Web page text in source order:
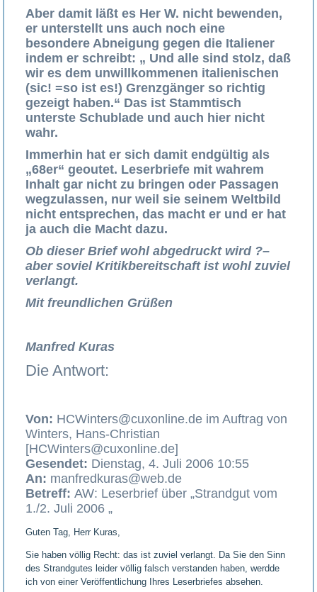
Aber damit läßt es Her W. nicht bewenden,
er unterstellt uns auch noch eine
besondere Abneigung gegen die Italiener
indem er schreibt: „ Und alle sind stolz, daß
wir es dem unwillkommenen italienischen
(sic! =so ist es!) Grenzgänger so richtig
gezeigt haben.“ Das ist Stammtisch
unterste Schublade und auch hier nicht
wahr.
Immerhin hat er sich damit endgültig als
„68er“ geoutet. Leserbriefe mit wahrem
Inhalt gar nicht zu bringen oder Passagen
wegzulassen, nur weil sie seinem Weltbild
nicht entsprechen, das macht er und er hat
ja auch die Macht dazu.
Ob dieser Brief wohl abgedruckt wird ?–
aber soviel Kritikbereitschaft ist wohl zuviel
verlangt.
Mit freundlichen Grüßen
Manfred Kuras
Die Antwort:
Von: HCWinters@cuxonline.de im Auftrag von
Winters, Hans-Christian
[HCWinters@cuxonline.de]
Gesendet: Dienstag, 4. Juli 2006 10:55
An: manfredkuras@web.de
Betreff: AW: Leserbrief über „Strandgut vom
1./2. Juli 2006 „
Guten Tag, Herr Kuras,
Sie haben völlig Recht: das ist zuviel verlangt. Da Sie den Sinn
des Strandgutes leider völlig falsch verstanden haben, werdde
ich von einer Veröffentlichung Ihres Leserbriefes absehen.